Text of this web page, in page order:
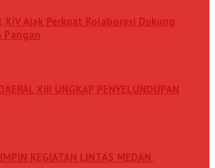
XIV Ajak Perkuat Kolaborasi Dukung
Pangan
XIII UNGKAP PENYELUNDUPAN
KEGIATAN LINTAS MEDAN